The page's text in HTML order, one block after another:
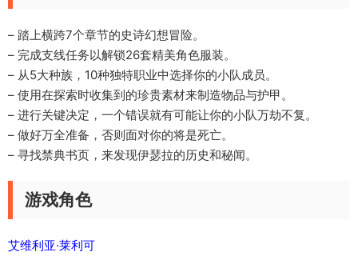
– 踏上横跨7个章节的史诗幻想冒险。
– 完成支线任务以解锁26套精美角色服装。
– 从5大种族，10种独特职业中选择你的小队成员。
– 使用在探索时收集到的珍贵素材来制造物品与护甲。
– 进行关键决定，一个错误就有可能让你的小队万劫不复。
– 做好万全准备，否则面对你的将是死亡。
– 寻找禁典书页，来发现伊瑟拉的历史和秘闻。
游戏角色
艾维利亚·莱利可